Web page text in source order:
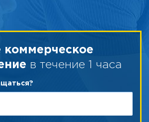
коммерческое
в течение 1 часа